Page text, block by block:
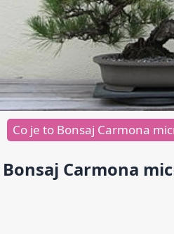
Co je to Bonsaj Carmona
Bonsaj Carmona